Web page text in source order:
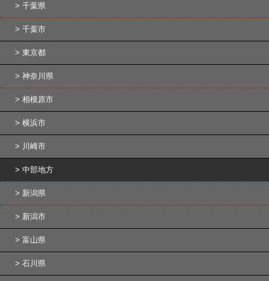
千葉県
千葉市
東京都
神奈川県
相模原市
横浜市
川崎市
中部地方
新潟県
新潟市
富山県
石川県